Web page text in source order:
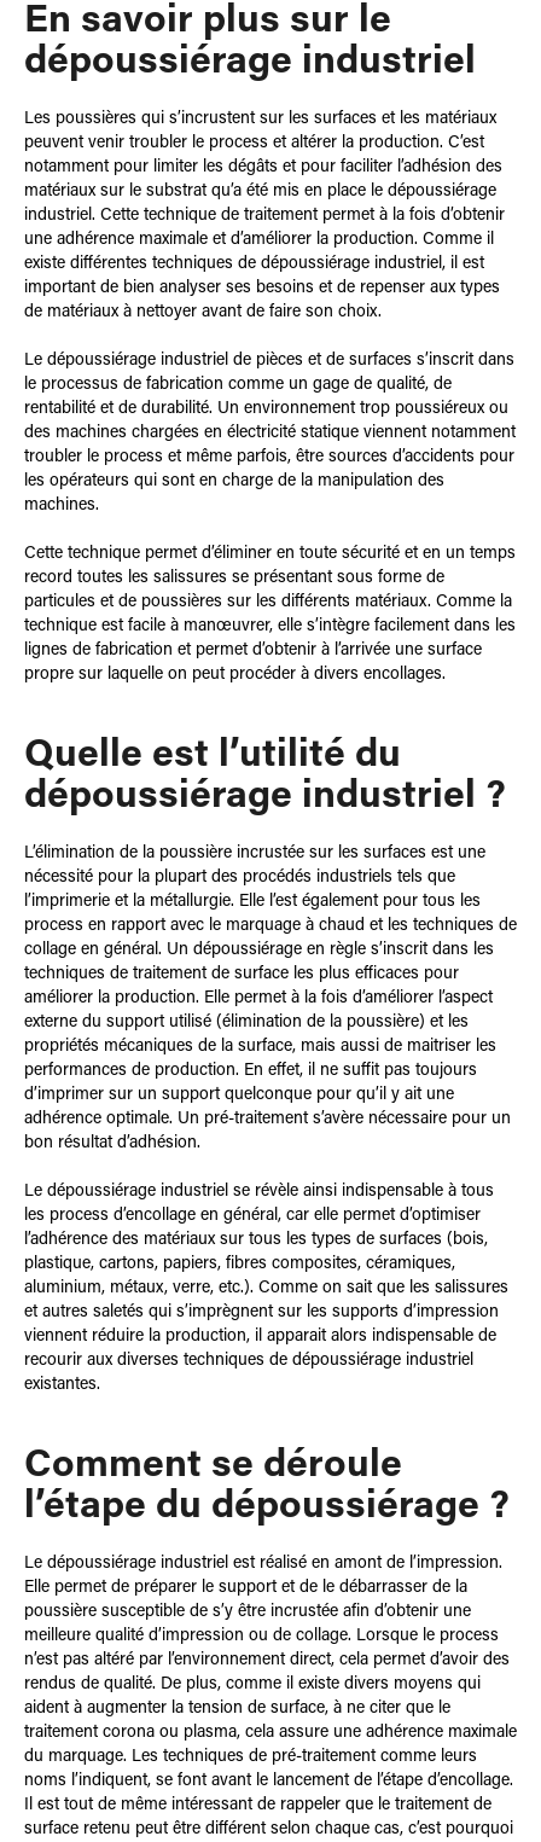
En savoir plus sur le
dépoussiérage industriel
Les poussières qui s’incrustent sur les surfaces et les matériaux
peuvent venir troubler le process et altérer la production. C’est
notamment pour limiter les dégâts et pour faciliter l’adhésion des
matériaux sur le substrat qu’a été mis en place le dépoussiérage
industriel. Cette technique de traitement permet à la fois d’obtenir
une adhérence maximale et d’améliorer la production. Comme il
existe différentes techniques de dépoussiérage industriel, il est
important de bien analyser ses besoins et de repenser aux types
de matériaux à nettoyer avant de faire son choix.
Le dépoussiérage industriel de pièces et de surfaces s’inscrit dans
le processus de fabrication comme un gage de qualité, de
rentabilité et de durabilité. Un environnement trop poussiéreux ou
des machines chargées en électricité statique viennent notamment
troubler le process et même parfois, être sources d’accidents pour
les opérateurs qui sont en charge de la manipulation des
machines.
Cette technique permet d’éliminer en toute sécurité et en un temps
record toutes les salissures se présentant sous forme de
particules et de poussières sur les différents matériaux. Comme la
technique est facile à manœuvrer, elle s’intègre facilement dans les
lignes de fabrication et permet d’obtenir à l’arrivée une surface
propre sur laquelle on peut procéder à divers encollages.
Quelle est l’utilité du
dépoussiérage industriel ?
L’élimination de la poussière incrustée sur les surfaces est une
nécessité pour la plupart des procédés industriels tels que
l’imprimerie et la métallurgie. Elle l’est également pour tous les
process en rapport avec le marquage à chaud et les techniques de
collage en général. Un dépoussiérage en règle s’inscrit dans les
techniques de traitement de surface les plus efficaces pour
améliorer la production. Elle permet à la fois d’améliorer l’aspect
externe du support utilisé (élimination de la poussière) et les
propriétés mécaniques de la surface, mais aussi de maitriser les
performances de production. En effet, il ne suffit pas toujours
d’imprimer sur un support quelconque pour qu’il y ait une
adhérence optimale. Un pré-traitement s’avère nécessaire pour un
bon résultat d’adhésion.
Le dépoussiérage industriel se révèle ainsi indispensable à tous
les process d’encollage en général, car elle permet d’optimiser
l’adhérence des matériaux sur tous les types de surfaces (bois,
plastique, cartons, papiers, fibres composites, céramiques,
aluminium, métaux, verre, etc.). Comme on sait que les salissures
et autres saletés qui s’imprègnent sur les supports d’impression
viennent réduire la production, il apparait alors indispensable de
recourir aux diverses techniques de dépoussiérage industriel
existantes.
Comment se déroule
l’étape du dépoussiérage ?
Le dépoussiérage industriel est réalisé en amont de l’impression.
Elle permet de préparer le support et de le débarrasser de la
poussière susceptible de s’y être incrustée afin d’obtenir une
meilleure qualité d’impression ou de collage. Lorsque le process
n’est pas altéré par l’environnement direct, cela permet d’avoir des
rendus de qualité. De plus, comme il existe divers moyens qui
aident à augmenter la tension de surface, à ne citer que le
traitement corona ou plasma, cela assure une adhérence maximale
du marquage. Les techniques de pré-traitement comme leurs
noms l’indiquent, se font avant le lancement de l’étape d’encollage.
Il est tout de même intéressant de rappeler que le traitement de
surface retenu peut être différent selon chaque cas, c’est pourquoi